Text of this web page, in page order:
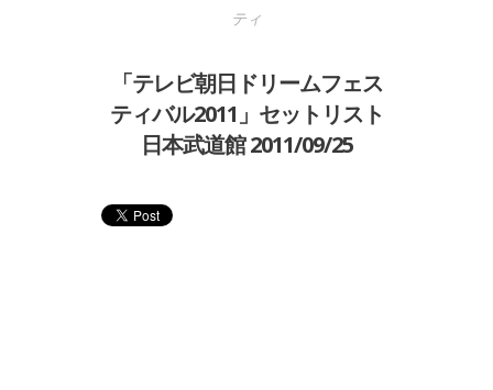
ティ
「テレビ朝日ドリームフェス
ティバル2011」セットリスト
日本武道館 2011/09/25